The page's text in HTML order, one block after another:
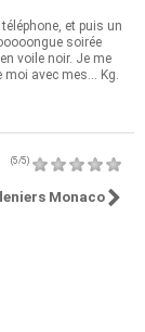
et puis un
soirée
voile noir. Je me
avec mes... Kg.
(5/5)
Monaco